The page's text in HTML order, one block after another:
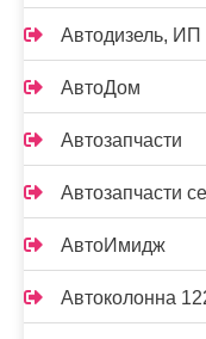
Автодизель, ИП
АвтоДом
Автозапчасти
Автозапчасти
АвтоИмидж
Автоколонна